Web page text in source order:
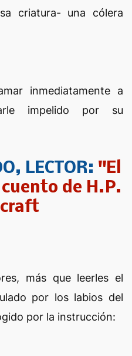
criatura- una cólera
inmediatamente a
impelido por su
LECTOR: "El
de H.P.
más que leerles el
por los labios del
por la instrucción: